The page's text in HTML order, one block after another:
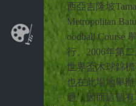
西亞吉隆坡
Metropolitan
oodball Course
行。2006年第
世界盃木球錦標
也在此場地舉辦
過，因而這個